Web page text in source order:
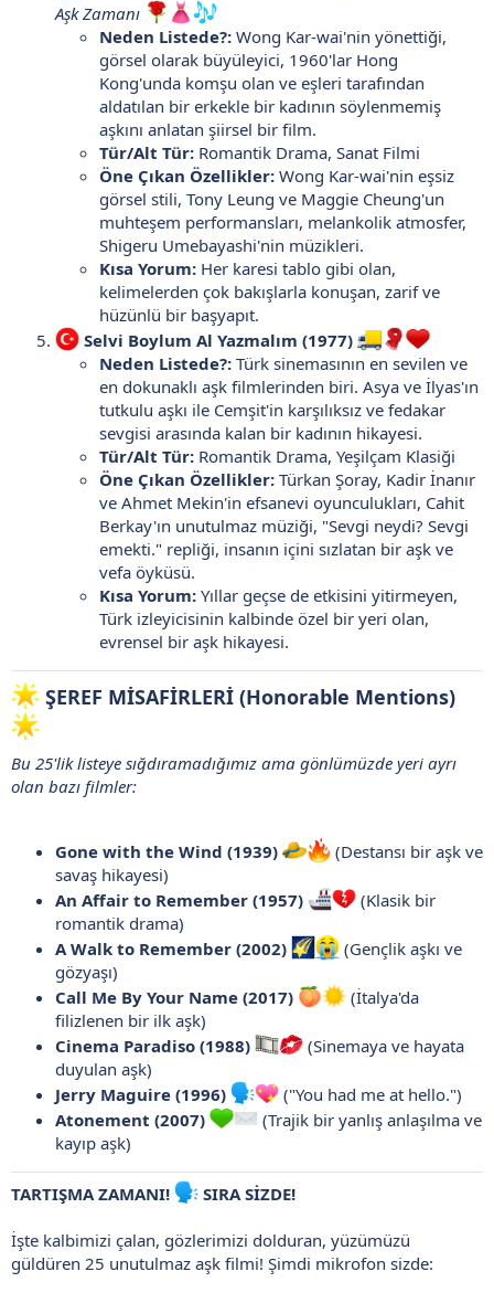
Aşk Zamanı
Neden Listede?: Wong Kar-wai'nin yönettiği,
görsel olarak büyüleyici, 1960'lar Hong
Kong'unda komşu olan ve eşleri tarafından
aldatılan bir erkekle bir kadının söylenmemiş
aşkını anlatan şiirsel bir film.
Tür/Alt Tür: Romantik Drama, Sanat Filmi
Öne Çıkan Özellikler: Wong Kar-wai'nin eşsiz
görsel stili, Tony Leung ve Maggie Cheung'un
muhteşem performansları, melankolik atmosfer,
Shigeru Umebayashi'nin müzikleri.
Kısa Yorum: Her karesi tablo gibi olan,
kelimelerden çok bakışlarla konuşan, zarif ve
hüzünlü bir başyapıt.
Selvi Boylum Al Yazmalım (1977)
Neden Listede?: Türk sinemasının en sevilen ve
en dokunaklı aşk filmlerinden biri. Asya ve İlyas'ın
tutkulu aşkı ile Cemşit'in karşılıksız ve fedakar
sevgisi arasında kalan bir kadının hikayesi.
Tür/Alt Tür: Romantik Drama, Yeşilçam Klasiği
Öne Çıkan Özellikler: Türkan Şoray, Kadir İnanır
ve Ahmet Mekin'in efsanevi oyunculukları, Cahit
Berkay'ın unutulmaz müziği, "Sevgi neydi? Sevgi
emekti." repliği, insanın içini sızlatan bir aşk ve
vefa öyküsü.
Kısa Yorum: Yıllar geçse de etkisini yitirmeyen,
Türk izleyicisinin kalbinde özel bir yeri olan,
evrensel bir aşk hikayesi.
ŞEREF MİSAFİRLERİ (Honorable Mentions)
Bu 25'lik listeye sığdıramadığımız ama gönlümüzde yeri ayrı
olan bazı filmler:
Gone with the Wind (1939)
(Destansı bir aşk ve
savaş hikayesi)
An Affair to Remember (1957)
(Klasik bir
romantik drama)
A Walk to Remember (2002)
(Gençlik aşkı ve
gözyaşı)
Call Me By Your Name (2017)
(İtalya'da
filizlenen bir ilk aşk)
Cinema Paradiso (1988)
(Sinemaya ve hayata
duyulan aşk)
Jerry Maguire (1996)
("You had me at hello.")
Atonement (2007)
(Trajik bir yanlış anlaşılma ve
kayıp aşk)
TARTIŞMA ZAMANI! SIRA SİZDE!
İşte kalbimizi çalan, gözlerimizi dolduran, yüzümüzü
güldüren 25 unutulmaz aşk filmi! Şimdi mikrofon sizde: